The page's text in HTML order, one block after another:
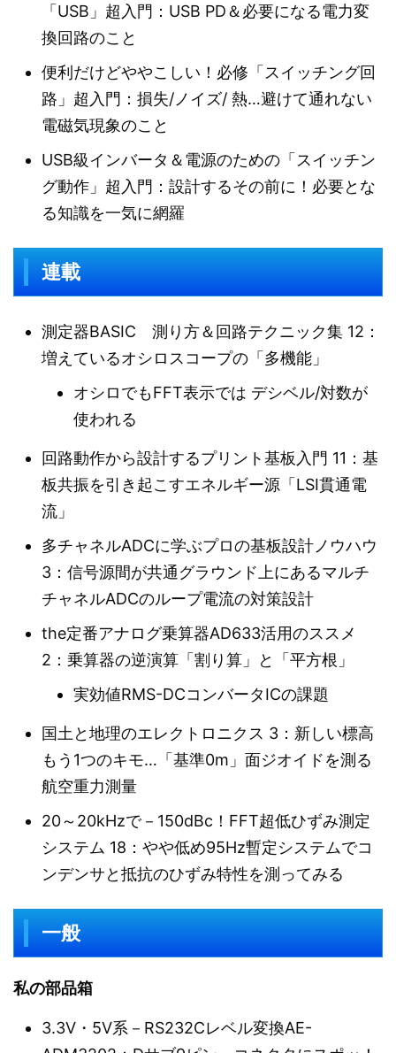
「USB」超入門：USB PD＆必要になる電力変
換回路のこと
便利だけどややこしい！必修「スイッチング回
路」超入門：損失/ノイズ/ 熱…避けて通れない
電磁気現象のこと
USB級インバータ＆電源のための「スイッチン
グ動作」超入門：設計するその前に！必要とな
る知識を一気に網羅
連載
測定器BASIC 測り方＆回路テクニック集 12：
増えているオシロスコープの「多機能」
オシロでもFFT表示では デシベル/対数が
使われる
回路動作から設計するプリント基板入門 11：基
板共振を引き起こすエネルギー源「LSI貫通電
流」
多チャネルADCに学ぶプロの基板設計ノウハウ
3：信号源間が共通グラウンド上にあるマルチ
チャネルADCのループ電流の対策設計
the定番アナログ乗算器AD633活用のススメ
2：乗算器の逆演算「割り算」と「平方根」
実効値RMS-DCコンバータICの課題
国土と地理のエレクトロニクス 3：新しい標高
もう1つのキモ…「基準0m」面ジオイドを測る
航空重力測量
20～20kHzで－150dBc！FFT超低ひずみ測定
システム 18：やや低め95Hz暫定システムでコ
ンデンサと抵抗のひずみ特性を測ってみる
一般
私の部品箱
3.3V・5V系－RS232Cレベル変換AE-